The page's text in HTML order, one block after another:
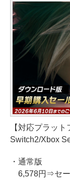
【対応プラット
Switch2/Xbox
・通常版
6,578円⇒セー